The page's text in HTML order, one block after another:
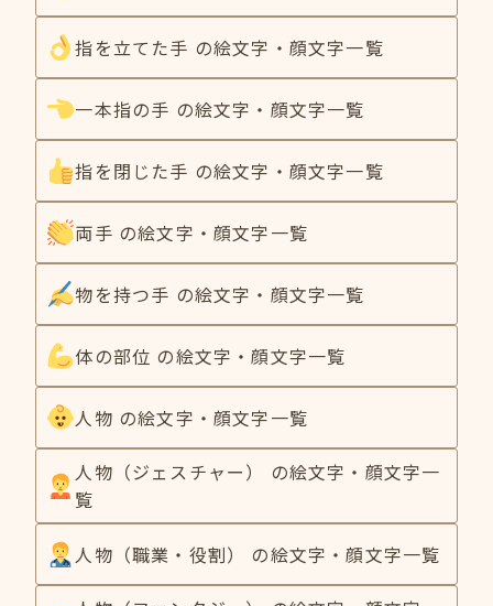
指を立てた手 の絵文字・顔文字一覧
一本指の手 の絵文字・顔文字一覧
指を閉じた手 の絵文字・顔文字一覧
両手 の絵文字・顔文字一覧
物を持つ手 の絵文字・顔文字一覧
体の部位 の絵文字・顔文字一覧
人物 の絵文字・顔文字一覧
人物（ジェスチャー） の絵文字・顔文字一
覧
人物（職業・役割） の絵文字・顔文字一覧